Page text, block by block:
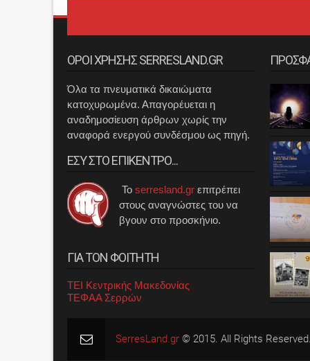
ΟΡΟΙ ΧΡΗΣΗΣ SERRESLAND.GR
Όλα τα πνευματικά δικαιώματα
κατοχυρωμένα. Απαγορέυεται η
αναδημοσίευση άρθρων χωρίς την
αναφορά ενεργού συνδέσμου ως πηγή.
ΕΣΥ ΣΤΟ ΕΠΙΚΕΝΤΡΟ...
Το serresland.gr επιτρέπει
στους αναγνώστες του να
βγουν στο προσκήνιο.
ΓΙΑ ΤΟΝ ΦΟΙΤΗΤΗ
ΤΕΙ Κεντρικής Μακεδονίας
ΤΕΦΑΑ Σερρών
SerresLand.gr © 2015. All Rights Reserved.